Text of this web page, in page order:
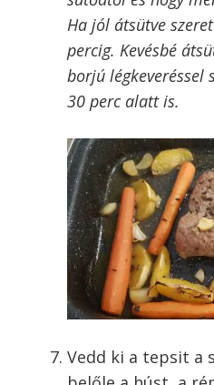
Ha jól átsütve
percig. Kevésbé
borjú légkeveréssel
30 perc alatt is.
Vedd ki a tepsit a